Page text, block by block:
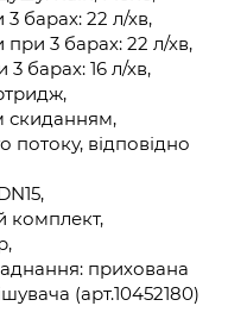
барах: 22 л/хв,
3 барах: 22 л/хв,
барах: 16 л/хв,
скиданням,
потоку, відповідно
комплект,
прихована
(арт.10452180)